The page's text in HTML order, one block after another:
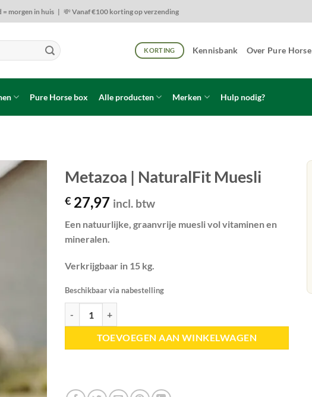
= morgen in huis | 💸 Vanaf €100 korting op verzending
KORTING Kennisbank Over Pure Horse
Pure Horse box Alle producten Merken Hulp nodig?
Metazoa | NaturalFit Muesli
€ 27,97 incl. btw
Een natuurlijke, graanvrije muesli vol vitaminen en
mineralen.
Verkrijgbaar in 15 kg.
Beschikbaar via nabestelling
TOEVOEGEN AAN WINKELWAGEN